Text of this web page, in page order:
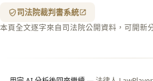
司法院裁判書系統
本頁全文逐字來自司法院公開資料，可開新